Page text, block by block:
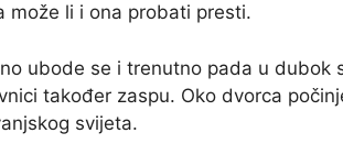
može li i ona probati presti.
ubode se i trenutno pada u dubok
također zaspu. Oko dvorca
svijeta.